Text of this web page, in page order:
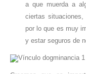
a que muerda a
ciertas
por lo que es muy
y estar seguros de